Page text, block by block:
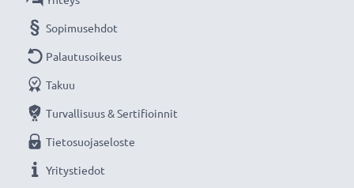
Lisää yksityiskohtia, kontrastia ja väriä
- Vastavalosuoja pyöreä bajonetti tuotemerkiltä
CELLONIC 3 vuoden takuulla!
Sopimusehdot
Palautusoikeus
Takuu
Turvallisuus & Sertifioinnit
Tietosuojaseloste
Yritystiedot